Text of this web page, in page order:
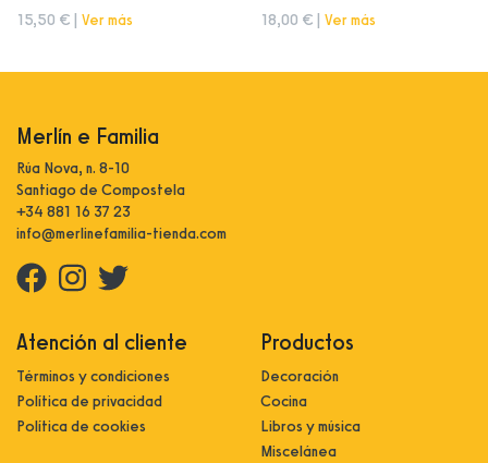
15,50 € | Ver más 18,00 € | Ver más
Merlín e Familia
Rúa Nova, n. 8-10
Santiago de Compostela
+34 881 16 37 23
info@merlinefamilia-tienda.com
Atención al cliente
Términos y condiciones
Política de privacidad
Política de cookies
Productos
Decoración
Cocina
Libros y música
Miscelánea